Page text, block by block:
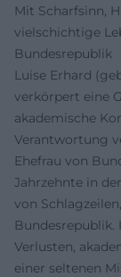
Mit Scharfsinn,
vielschichtige
Bundesrepublik
Luise Erhard
verkörpert eine
akademische
Verantwortung
Ehefrau von
Jahrzehnte in
von
Verlusten,
einer seltenen